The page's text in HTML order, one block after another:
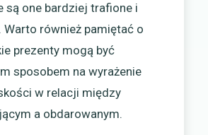
są one bardziej trafione i
Warto również pamiętać o
prezenty mogą być
sposobem na wyrażenie
w relacji między
a obdarowanym.